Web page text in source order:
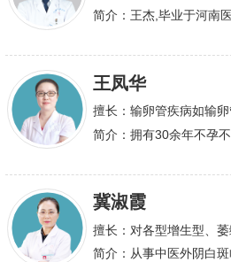
膜异位症等,长年致力于
卵管堵塞、输卵管复通
不孕及子宫性不孕、多
简介：王杰,毕业于河南
王凤华
擅长：输卵管疾病如输
管积水、输卵管粘连；
简介：拥有30余年不孕
冀淑霞
擅长：对各型增生型、
白斑的诊治
简介：从事中医外阴白